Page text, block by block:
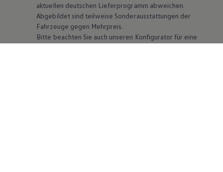
aktuellen deutschen Lieferprogramm abweichen.
Abgebildet sind teilweise Sonderausstattungen der
Fahrzeuge gegen Mehrpreis.
Bitte beachten Sie auch unseren Konfigurator für eine